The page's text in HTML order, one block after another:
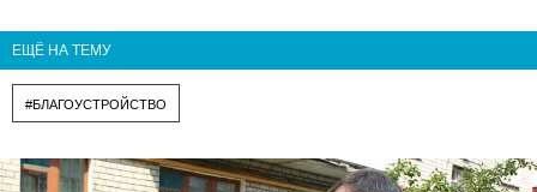
ЕЩЁ НА ТЕМУ
#БЛАГОУСТРОЙСТВО